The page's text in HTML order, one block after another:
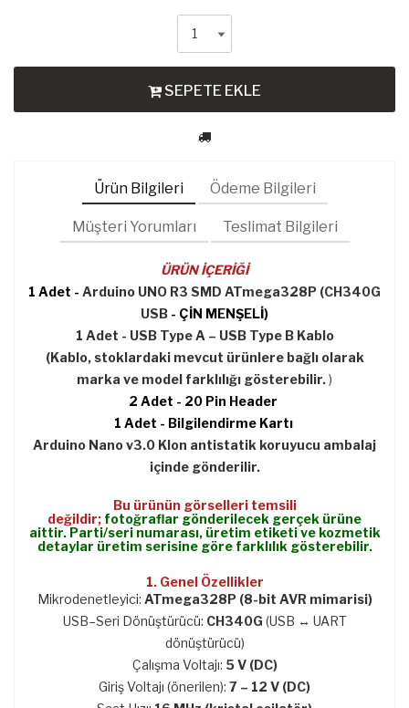
SEPETE EKLE
Ürün Bilgileri Ödeme Bilgileri
Müşteri Yorumları Teslimat Bilgileri
ÜRÜN İÇERİĞİ
1 Adet - Arduino UNO R3 SMD ATmega328P (CH340G
USB - ÇİN MENŞELİ)
1 Adet - USB Type A – USB Type B Kablo
(Kablo, stoklardaki mevcut ürünlere bağlı olarak
marka ve model farklılığı gösterebilir.)
2 Adet - 20 Pin Header
1 Adet - Bilgilendirme Kartı
Arduino Nano v3.0 Klon antistatik koruyucu ambalaj
içinde gönderilir.
Bu ürünün görselleri temsili
değildir; fotoğraflar gönderilecek gerçek ürüne
aittir. Parti/seri numarası, üretim etiketi ve kozmetik
detaylar üretim serisine göre farklılık gösterebilir.
1. Genel Özellikler
Mikrodenetleyici: ATmega328P (8-bit AVR mimarisi)
USB–Seri Dönüştürücü: CH340G (USB ↔ UART
dönüştürücü)
Çalışma Voltajı: 5 V (DC)
Giriş Voltajı (önerilen): 7 – 12 V (DC)